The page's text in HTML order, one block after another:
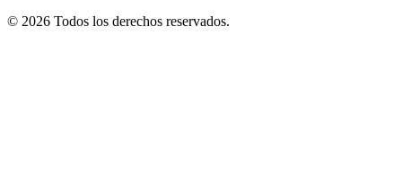
© 2026 Todos los derechos reservados.